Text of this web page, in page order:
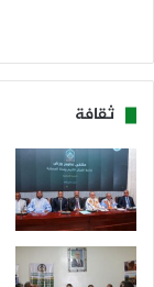
ثقافة